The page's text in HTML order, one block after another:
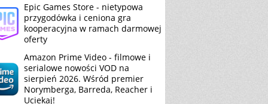
Epic Games Store - nietypowa
przygodówka i ceniona gra
kooperacyjna w ramach darmowej
oferty
Amazon Prime Video - filmowe i
serialowe nowości VOD na
sierpień 2026. Wśród premier
Norymberga, Barreda, Reacher i
Uciekaj!